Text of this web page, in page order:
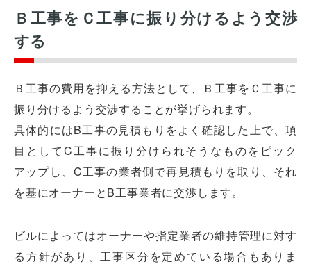
Ｂ工事をＣ工事に振り分けるよう交渉
する
Ｂ工事の費用を抑える方法として、Ｂ工事をＣ工事に
振り分けるよう交渉することが挙げられます。
具体的にはB工事の見積もりをよく確認した上で、項
目としてC工事に振り分けられそうなものをピック
アップし、C工事の業者側で再見積もりを取り、それ
を基にオーナーとB工事業者に交渉します。
ビルによってはオーナーや指定業者の維持管理に対す
る方針があり、工事区分を定めている場合もありま